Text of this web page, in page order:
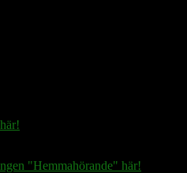
"Hemmahörande" här!